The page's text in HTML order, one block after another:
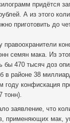
придётся
А из этого
приготовить до
правоохранители
семян мака. Из
бы 470 тысяч доз
в районе 38
году конфискация
тонн).
заявление, что
применяющих мак,